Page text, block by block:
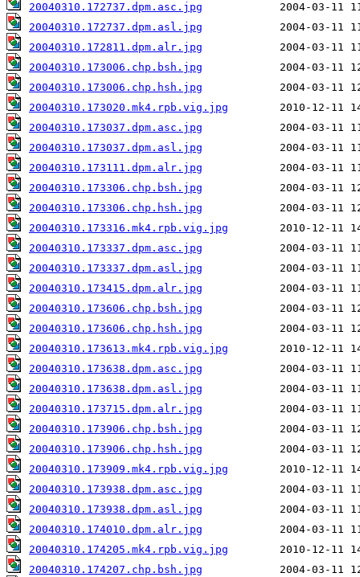
20040310.172737.dpm.asc.jpg
20040310.172737.dpm.asl.jpg
20040310.172811.dpm.alr.jpg
20040310.173006.chp.bsh.jpg
20040310.173006.chp.hsh.jpg
20040310.173020.mk4.rpb.vig.jpg
20040310.173037.dpm.asc.jpg
20040310.173037.dpm.asl.jpg
20040310.173111.dpm.alr.jpg
20040310.173306.chp.bsh.jpg
20040310.173306.chp.hsh.jpg
20040310.173316.mk4.rpb.vig.jpg
20040310.173337.dpm.asc.jpg
20040310.173337.dpm.asl.jpg
20040310.173415.dpm.alr.jpg
20040310.173606.chp.bsh.jpg
20040310.173606.chp.hsh.jpg
20040310.173613.mk4.rpb.vig.jpg
20040310.173638.dpm.asc.jpg
20040310.173638.dpm.asl.jpg
20040310.173715.dpm.alr.jpg
20040310.173906.chp.bsh.jpg
20040310.173906.chp.hsh.jpg
20040310.173909.mk4.rpb.vig.jpg
20040310.173938.dpm.asc.jpg
20040310.173938.dpm.asl.jpg
20040310.174010.dpm.alr.jpg
20040310.174205.mk4.rpb.vig.jpg
20040310.174207.chp.bsh.jpg